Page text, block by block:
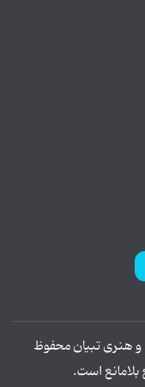
هنری تبیان محفوظ
است.